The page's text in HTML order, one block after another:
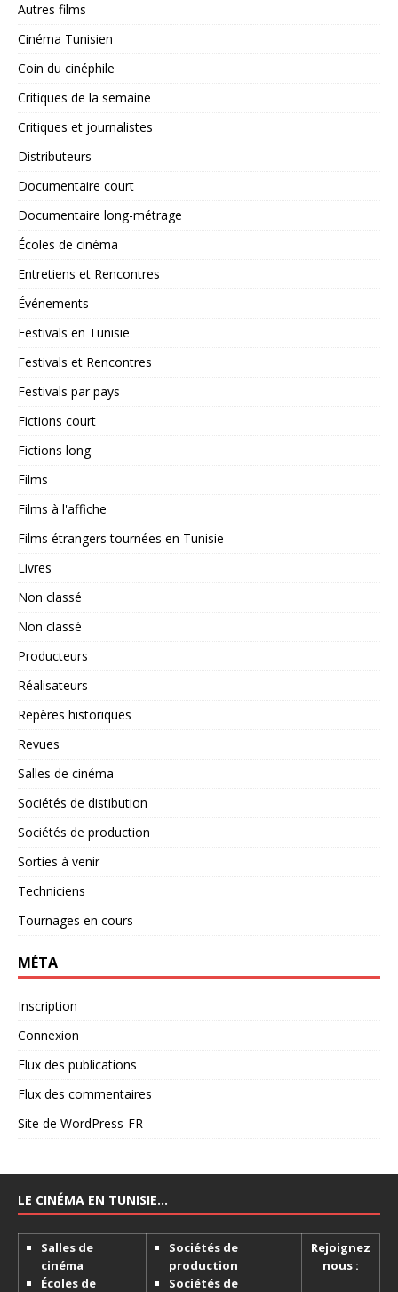
Autres films
Cinéma Tunisien
Coin du cinéphile
Critiques de la semaine
Critiques et journalistes
Distributeurs
Documentaire court
Documentaire long-métrage
Écoles de cinéma
Entretiens et Rencontres
Événements
Festivals en Tunisie
Festivals et Rencontres
Festivals par pays
Fictions court
Fictions long
Films
Films à l'affiche
Films étrangers tournées en Tunisie
Livres
Non classé
Non classé
Producteurs
Réalisateurs
Repères historiques
Revues
Salles de cinéma
Sociétés de distibution
Sociétés de production
Sorties à venir
Techniciens
Tournages en cours
MÉTA
Inscription
Connexion
Flux des publications
Flux des commentaires
Site de WordPress-FR
LE CINÉMA EN TUNISIE…
Salles de
cinéma
Écoles de
Sociétés de
production
Sociétés de
Rejoignez
nous :